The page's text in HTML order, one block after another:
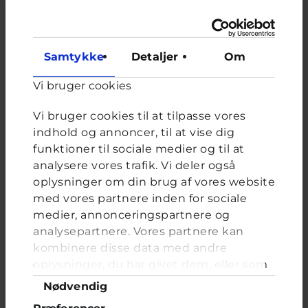
Samtykke Detaljer Om
Vi bruger cookies
Vi bruger cookies til at tilpasse vores
indhold og annoncer, til at vise dig
funktioner til sociale medier og til at
analysere vores trafik. Vi deler også
oplysninger om din brug af vores website
med vores partnere inden for sociale
medier, annonceringspartnere og
analysepartnere. Vores partnere kan
kombinere disse data med andre
oplysninger, du har givet dem, eller som
de har indsamlet fra din brug af deres
tjenester. Du samtykker til vores cookies,
Samtykkevalg
Nødvendig
hør hvad tandlægen siger. Måske na du korte
behanlingen, hvis du vil acceptere, at der er nogle
tænder, der stadigvæk sidder lidt skævt.
Held og lykke med at finde ud af det.
Niels, frivillig tandlæge hos Cyberhus har svaret på
dette spørgsmål
Relateret indhold